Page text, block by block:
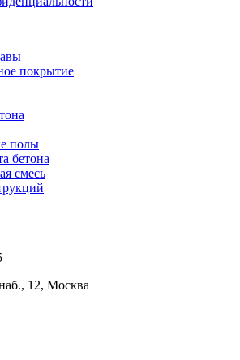
покрытие
полы
бетона
смесь
12, Москва